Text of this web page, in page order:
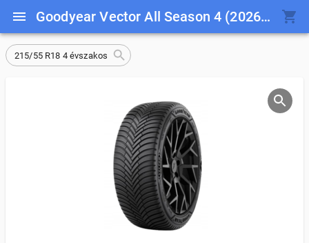
Goodyear Vector All Season 4 (2026-os újdonság) 215/55 R18 99 V XL
215/55 R18 4 évszakos